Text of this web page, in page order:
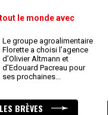
le monde avec
Le groupe agroalimentaire
Florette a choisi l’agence
d’Olivier Altmann et
d’Edouard Pacreau pour
ses prochaines...
BRÈVES